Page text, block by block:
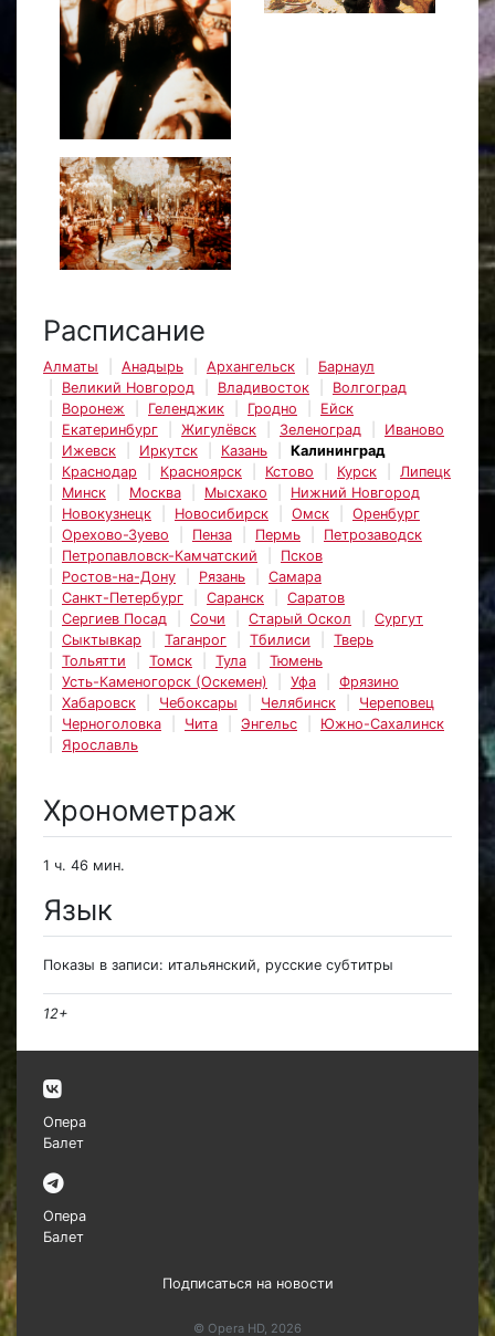
Расписание
Алматы Анадырь Архангельск
Барнаул
Великий Новгород
Владивосток
Волгоград
Воронеж
Геленджик Гродно
Ейск
Екатеринбург
Жигулёвск Зеленоград
Иваново
Ижевск
Иркутск Казань
Калининград
Краснодар
Красноярск Кстово Курск
Липецк
Минск
Москва Мысхако
Нижний Новгород
Новокузнецк
Новосибирск Омск
Оренбург
Орехово-Зуево
Пенза Пермь
Петрозаводск
Петропавловск-Камчатский
Псков
Ростов-на-Дону
Рязань
Самара
Санкт-Петербург
Саранск
Саратов
Сергиев Посад
Сочи Старый Оскол
Сургут
Сыктывкар
Таганрог Тбилиси
Тверь
Тольятти
Томск Тула
Тюмень
Усть-Каменогорск (Оскемен)
Уфа
Фрязино
Хабаровск
Чебоксары Челябинск
Череповец
Черноголовка
Чита Энгельс
Южно-Сахалинск
Ярославль
Хронометраж
1 ч. 46 мин.
Язык
Показы в записи: итальянский, русские субтитры
12+
Опера
Балет
Опера
Балет
Подписаться на новости
© Opera HD, 2026